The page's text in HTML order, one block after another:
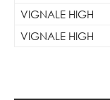
VIGNALE HIGH
VIGNALE HIGH